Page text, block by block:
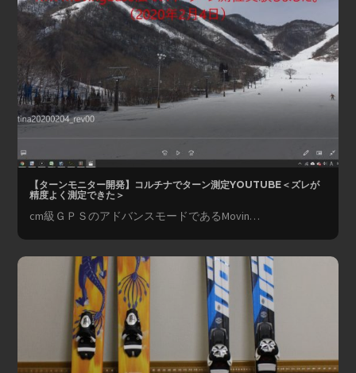
【ターンモニター開発】コルチナでターン測定YOUTUBE＜ズレが
精度よく測定できた＞
cm級ＧＰＳのアドバンスモードであるMovin…